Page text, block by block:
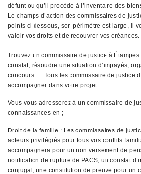
défunt ou qu’il procède à l’inventaire des
Le champs d’action des commissaires de
points ci dessous, son périmètre est large, il
valoir vos droits et de recouvrer vos créances.
Trouvez un commissaire de justice à Étampes
constat, résoudre une situation d’impayés,
concours, ... Tous les commissaire de justice
accompagner dans votre projet.
Vous vous adresserez à un commissaire de
connaissances en ;
Droit de la famille : Les commissaires de
acteurs privilégiés pour tous vos conflits
accompagnera pour un non versement de
notification de rupture de PACS, un constat
conjugal, une constitution de preuve pour un